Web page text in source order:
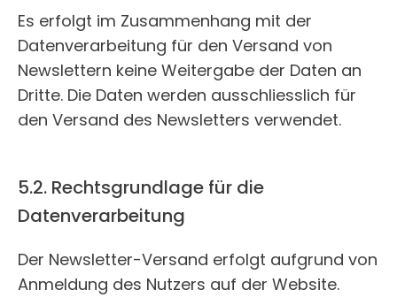
Es erfolgt im Zusammenhang mit der
Datenverarbeitung für den Versand von
Newslettern keine Weitergabe der Daten an
Dritte. Die Daten werden ausschliesslich für
den Versand des Newsletters verwendet.
5.2. Rechtsgrundlage für die
Datenverarbeitung
Der Newsletter-Versand erfolgt aufgrund von
Anmeldung des Nutzers auf der Website.